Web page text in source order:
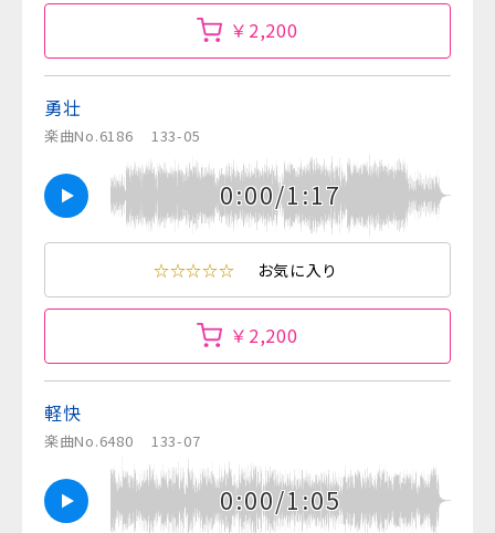
￥2,200
勇壮
楽曲No.6186 133-05
0:00/1:17
☆☆☆☆☆ お気に入り
￥2,200
軽快
楽曲No.6480 133-07
0:00/1:05